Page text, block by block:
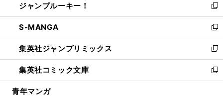
く
で
開
く
ド
ウ
で
開
く
ィ
ン
ド
ウ
で
開
く
い
ウ
ィ
ン
ド
ウ
で
開
ジャンプルーキー！
新
し
い
ウ
ィ
ン
ド
ウ
S-MANGA
新
し
い
ウ
ィ
ン
集英社ジャンプリミックス
新
し
い
ウ
集英社コミック文庫
新
し
青年マンガ